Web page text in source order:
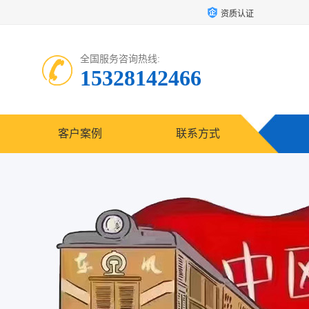
资质认证
全国服务咨询热线:
15328142466
客户案例 联系方式